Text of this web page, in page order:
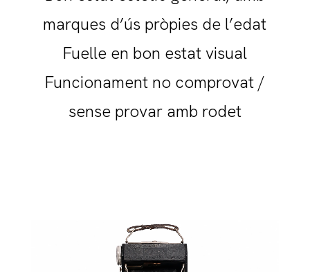
marques d’ús pròpies de l’edat
Fuelle en bon estat visual
Funcionament no comprovat /
sense provar amb rodet